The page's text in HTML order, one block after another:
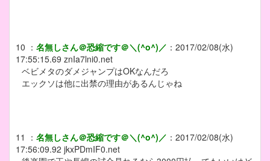
10 ： 名無しさん＠恐縮です＠＼(^o^)／ ： 2017/02/08(水)
17:55:15.69 znIa7lni0.net
ベビメタのダメジャンプはOKなんだろ
エックソは他に出禁の理由があるんじゃね
11 ： 名無しさん＠恐縮です＠＼(^o^)／ ： 2017/02/08(水)
17:56:09.92 jkxPDmIF0.net